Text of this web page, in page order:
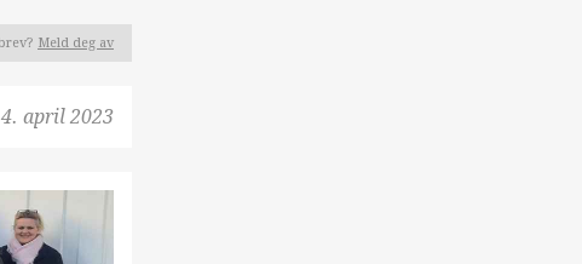
Meld deg av
april 2023